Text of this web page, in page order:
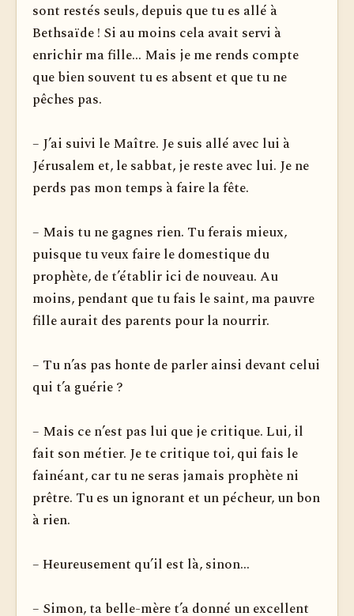
sont restés seuls, depuis que tu es allé à
Bethsaïde ! Si au moins cela avait servi à
enrichir ma fille... Mais je me rends compte
que bien souvent tu es absent et que tu ne
pêches pas.
– J’ai suivi le Maître. Je suis allé avec lui à
Jérusalem et, le sabbat, je reste avec lui. Je ne
perds pas mon temps à faire la fête.
– Mais tu ne gagnes rien. Tu ferais mieux,
puisque tu veux faire le domestique du
prophète, de t’établir ici de nouveau. Au
moins, pendant que tu fais le saint, ma pauvre
fille aurait des parents pour la nourrir.
– Tu n’as pas honte de parler ainsi devant celui
qui t’a guérie ?
– Mais ce n’est pas lui que je critique. Lui, il
fait son métier. Je te critique toi, qui fais le
fainéant, car tu ne seras jamais prophète ni
prêtre. Tu es un ignorant et un pécheur, un bon
à rien.
– Heureusement qu’il est là, sinon...
– Simon, ta belle-mère t’a donné un excellent